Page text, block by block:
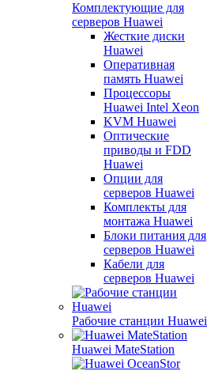
Комплектующие для
серверов Huawei
Жесткие диски
Huawei
Оперативная
память Huawei
Процессоры
Huawei Intel Xeon
KVM Huawei
Оптические
приводы и FDD
Huawei
Опции для
серверов Huawei
Комплекты для
монтажа Huawei
Блоки питания для
серверов Huawei
Кабели для
серверов Huawei
Рабочие станции Huawei
Huawei MateStation